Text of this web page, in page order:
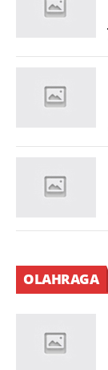
OLAHRAGA